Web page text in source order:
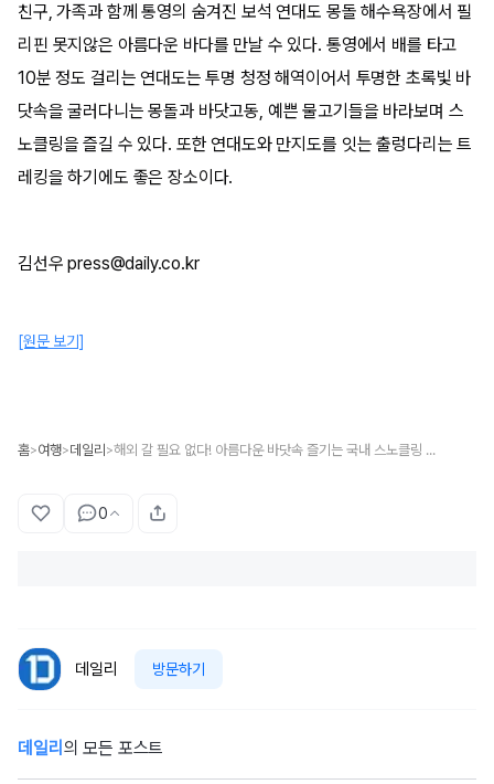
친구, 가족과 함께 통영의 숨겨진 보석 연대도 몽돌 해수욕장에서 필
리핀 못지않은 아름다운 바다를 만날 수 있다. 통영에서 배를 타고
10분 정도 걸리는 연대도는 투명 청정 해역이어서 투명한 초록빛 바
닷속을 굴러다니는 몽돌과 바닷고동, 예쁜 물고기들을 바라보며 스
노클링을 즐길 수 있다. 또한 연대도와 만지도를 잇는 출렁다리는 트
레킹을 하기에도 좋은 장소이다.
김선우 press@daily.co.kr
[원문 보기]
홈>여행>데일리 > 해외 갈 필요 없다! 아름다운 바닷속 즐기는 국내 스노클링 명소
0
데일리 방문하기
데일리 의 모든 포스트